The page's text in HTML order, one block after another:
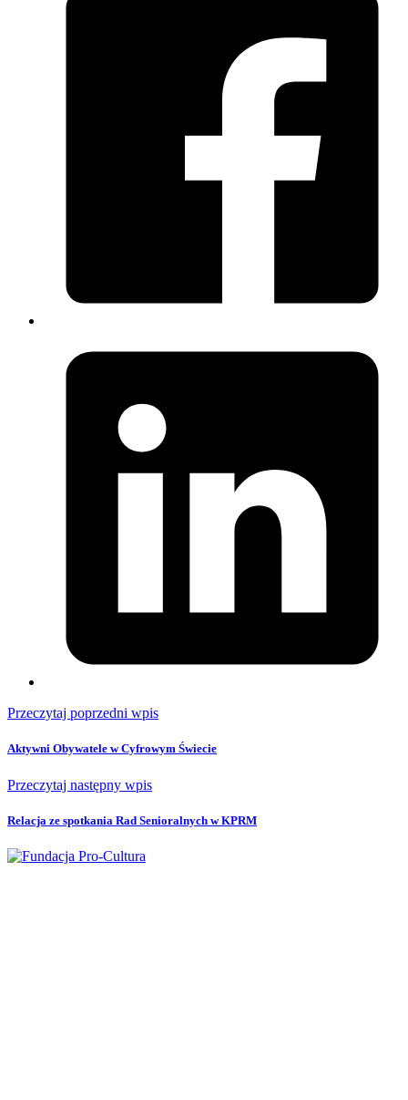
Przeczytaj poprzedni wpis
Aktywni Obywatele w Cyfrowym Świecie
Przeczytaj następny wpis
Relacja ze spotkania Rad Senioralnych w KPRM